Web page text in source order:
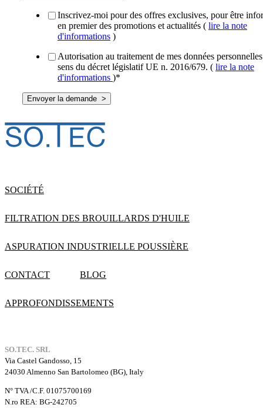
Inscrivez-moi pour des offres exclusives, pour être
en premier des promotions et actualités ( lire la note
d'informations )
Autorisation au traitement de mes données
sens du décret législatif UE n. 2016/679. ( lire la note
d'informations )*
SOCIÉTÉ
FILTRATION DES BROUILLARDS D'HUILE
ASPURATION INDUSTRIELLE POUSSIÈRE
CONTACT BLOG
APPROFONDISSEMENTS
SO.TEC. SRL
Via Castel Gandosso, 15
24030 Almenno San Bartolomeo (BG), Italy
N° TVA /C.F. 01075700169
N.ro REA: BG-242705